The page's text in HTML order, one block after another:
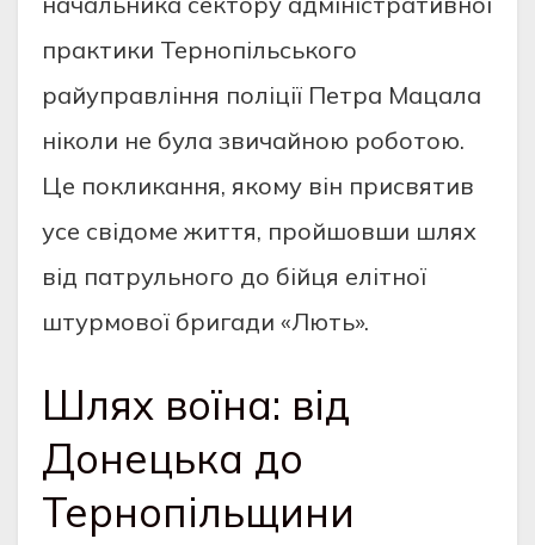
практики Тернопільського
райуправління поліції Петра Мацала
ніколи не була звичайною роботою.
Це покликання, якому він присвятив
усе свідоме життя, пройшовши шлях
від патрульного до бійця елітної
штурмової бригади «Лють».
Шлях воїна: від
Донецька до
Тернопільщини